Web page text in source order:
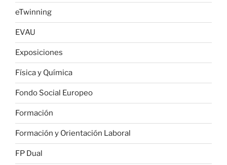
eTwinning
EVAU
Exposiciones
Física y Química
Fondo Social Europeo
Formación
Formación y Orientación Laboral
FP Dual